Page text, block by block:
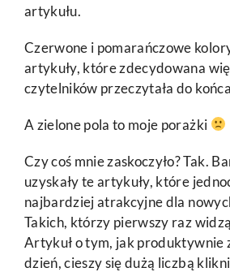
artykułu.
Czerwone i pomarańczowe
artykuły, które zdecydowana
czytelników przeczytała do
A zielone pola to moje porażki
Czy coś mnie zaskoczyło? Tak.
uzyskały te artykuły, które
najbardziej atrakcyjne dla
Takich, którzy pierwszy raz
Artykuł o tym, jak produktywnie
dzień, cieszy się dużą liczbą